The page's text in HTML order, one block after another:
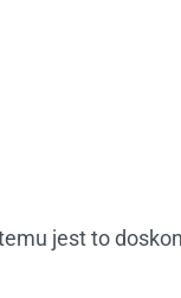
jest to